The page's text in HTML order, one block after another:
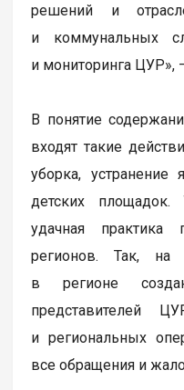
решений и
и коммунальных
и мониторинга ЦУР»,
В понятие
входят такие
уборка,
детских
удачная практика
регионов. Так, на
в регионе
представителей
и региональных
все обращения и